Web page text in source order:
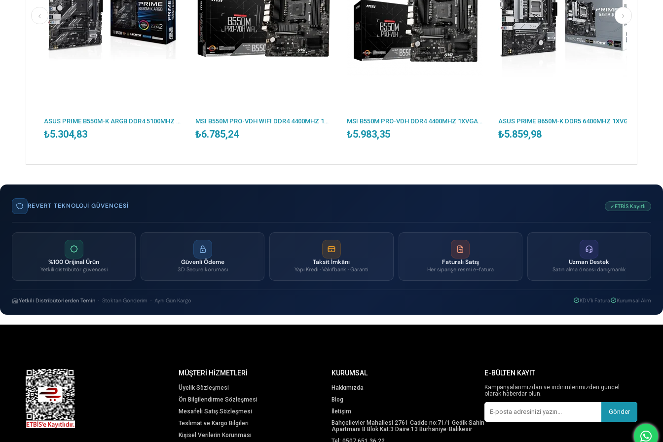
ASUS PRIME B550M-K ARGB DDR4 5100MHZ 1XHDMI 1XDP 2XM.2 USB 3.2 MATX AM4 (AMD AM4 5000/4000G/3000 SERİLERİ İLE UYUMLU)
₺5.304,83
MSI B550M PRO-VDH WIFI DDR4 4400MHZ 1XVGA 1XHDMI 1XDP 2XM.2 USB 3.2 MATX AM4 (AMD 5000/4000G/3000 SERİLERİ İLE UYUMLU)
₺6.785,24
MSI B550M PRO-VDH DDR4 4400MHZ 1XVGA 1XHDMI 1XDP 2XM.2 USB 3.2 MATX AM4 (AMD 5000/4000G/3000 SERİLERİ İLE UYUMLU)
₺5.983,35
ASUS PRIME B650M-K DDR5 6400MHZ 1XVGA 1XHDMI 2XM.2 USB 3.2 MATX AM5 (AMD AM5 9000/8000/7000 SERİLERİ İLE UYUMLU)
₺5.859,98
REVERT TEKNOLOJI GÜVENCESI ✓ETBİS Kayıtlı
%100 Orijinal Ürün
Yetkili distribütör güvencesi
Güvenli Ödeme
3D Secure koruması
Taksit İmkânı
Yapı Kredi · Vakıfbank · Garanti
Faturalı Satış
Her siparişe resmi e-fatura
Uzman Destek
Satın alma öncesi danışmanlık
Yetkili Distribütörlerden Temin · Stoktan Gönderim · Aynı Gün Kargo KDV'li Fatura Kurumsal Alım
MÜŞTERİ HİZMETLERİ
Üyelik Sözleşmesi
Ön Bilgilendirme Sözleşmesi
Mesafeli Satış Sözleşmesi
Teslimat ve Kargo Bilgileri
Kişisel Verilerin Korunması
KURUMSAL
Hakkımızda
Blog
İletişim
Bahçelievler Mahallesi 2761 Cadde no:71/1 Gedik Sahin
Apartmanı B Blok Kat:3 Daire:13 Burhaniye-Balıkesir
E-BÜLTEN KAYIT
Kampanyalarımızdan ve indirimlerimizden güncel
olarak haberdar olun.
Gönder